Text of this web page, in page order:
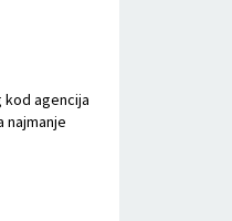
kod agencija
najmanje